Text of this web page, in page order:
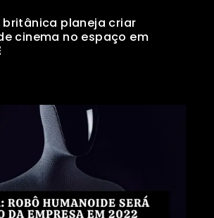
britânica planeja criar
cinema no espaço em